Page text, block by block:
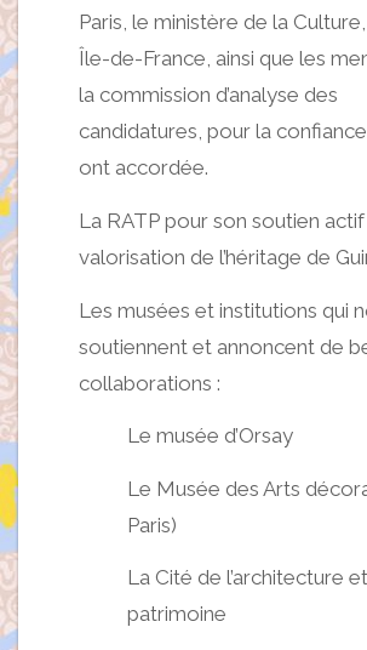
Paris, le ministère de la
Île-de-France, ainsi que les
la commission d’analyse des
candidatures, pour la confiance
ont accordée.
La RATP pour son soutien actif
valorisation de l’héritage de
Les musées et institutions qui
soutiennent et annoncent de
collaborations :
Le musée d’Orsay
Le Musée des Arts
Paris)
La Cité de l’architecture
patrimoine